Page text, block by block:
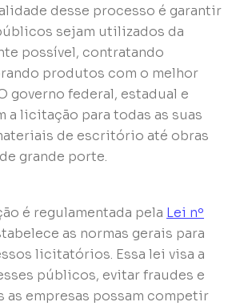
desse processo é garantir
sejam utilizados da
possível, contratando
produtos com o melhor
governo federal, estadual e
licitação para todas as suas
de escritório até obras
grande porte.
é regulamentada pela Lei nº
as normas gerais para
licitatórios. Essa lei visa a
públicos, evitar fraudes e
as empresas possam competir